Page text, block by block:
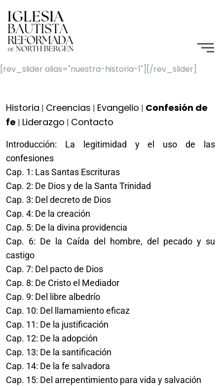
[rev_slider alias="nuestra-historia-1"][/rev_slider]
Historia | Creencias | Evangelio | Confesión de
fe | Liderazgo | Contacto
Introducción: La legitimidad y el uso de las
confesiones
Cap. 1: Las Santas Escrituras
Cap. 2: De Dios y de la Santa Trinidad
Cap. 3: Del decreto de Dios
Cap. 4: De la creación
Cap. 5: De la divina providencia
Cap. 6: De la Caída del hombre, del pecado y su
castigo
Cap. 7: Del pacto de Dios
Cap. 8: De Cristo el Mediador
Cap. 9: Del libre albedrío
Cap. 10: Del llamamiento eficaz
Cap. 11: De la justificación
Cap. 12: De la adopción
Cap. 13: De la santificación
Cap. 14: De la fe salvadora
Cap. 15: Del arrepentimiento para vida y salvación